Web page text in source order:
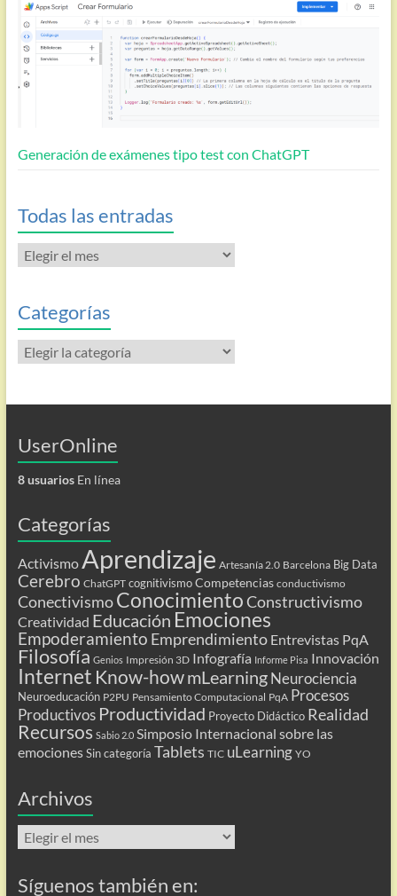
Generación de exámenes tipo test con ChatGPT
Todas las entradas
Todas
las
Categorías
Categorías
UserOnline
8 usuariosEn línea
Categorías
Activismo Aprendizaje Artesanía 2.0 Barcelona Big Data
Cerebro ChatGPT cognitivismo Competencias conductivismo
ConectivismoConocimientoConstructivismo
Creatividad Educación Emociones
Empoderamiento Emprendimiento Entrevistas PqA
Filosofía Genios Impresión 3D Infografía Informe Pisa Innovación
Internet Know-howmLearning Neurociencia
Neuroeducación P2PU Pensamiento Computacional PqA Procesos
Productivos Productividad Proyecto Didáctico Realidad
Recursos Sabio 2.0 Simposio Internacional sobre las
emociones Sin categoría Tablets TIC uLearning YO
Archivos
Archivos
Síguenos también en: